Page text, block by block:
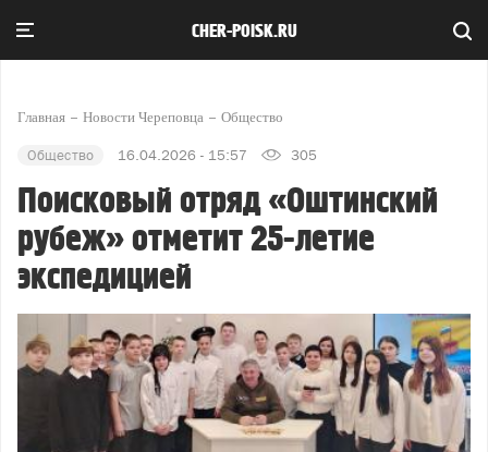
CHER-POISK.RU
Главная Новости Череповца Общество
Общество 16.04.2026 - 15:57 305
Поисковый отряд «Оштинский
рубеж» отметит 25-летие
экспедицией